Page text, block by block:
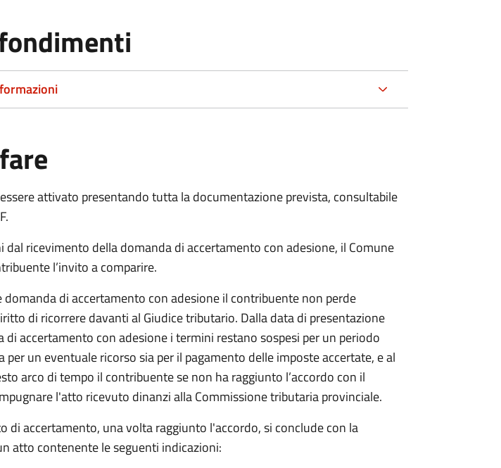
attivato presentando tutta la documentazione prevista, consultabile
dal ricevimento della domanda di accertamento con adesione, il Comune
l’invito a comparire.
domanda di accertamento con adesione il contribuente non perde
di ricorrere davanti al Giudice tributario. Dalla data di presentazione
di accertamento con adesione i termini restano sospesi per un periodo
per un eventuale ricorso sia per il pagamento delle imposte accertate, e al
arco di tempo il contribuente se non ha raggiunto l’accordo con il
l'atto ricevuto dinanzi alla Commissione tributaria provinciale.
di accertamento, una volta raggiunto l'accordo, si conclude con la
atto contenente le seguenti indicazioni: